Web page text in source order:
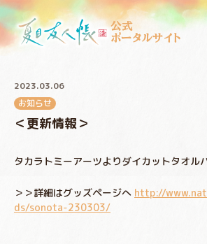
公式
ポータルサイト
2023.03.06
お知らせ
＜更新情報＞
タカラトミーアーツよりダイカットタオル
＞＞詳細はグッズページへ http://
ds/sonota-230303/